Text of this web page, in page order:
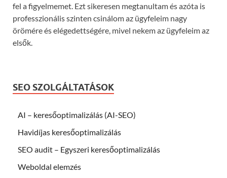
fel a figyelmemet. Ezt sikeresen megtanultam és azóta is
professzionális szinten csinálom az ügyfeleim nagy
örömére és elégedettségére, mivel nekem az ügyfeleim az
elsők.
SEO SZOLGÁLTATÁSOK
AI – keresőoptimalizálás (AI-SEO)
Havidíjas keresőoptimalizálás
SEO audit – Egyszeri keresőoptimalizálás
Weboldal elemzés